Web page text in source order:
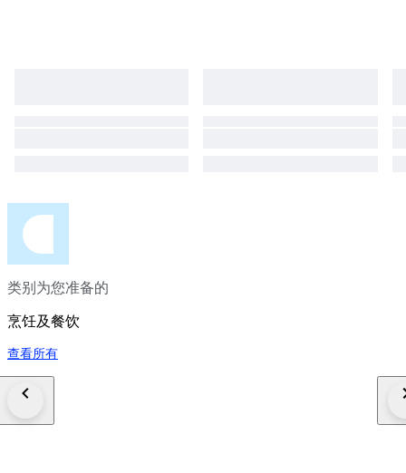
类别为您准备的
烹饪及餐饮
查看所有